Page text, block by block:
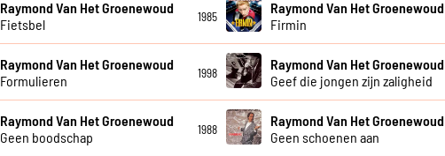
Raymond Van Het Groenewoud
Fietsbel
1985
Raymond Van Het Groenewoud
Firmin
Raymond Van Het Groenewoud
Formulieren
1998
Raymond Van Het Groenewoud
Geef die jongen zijn zaligheid
Raymond Van Het Groenewoud
Geen boodschap
1988
Raymond Van Het Groenewoud
Geen schoenen aan